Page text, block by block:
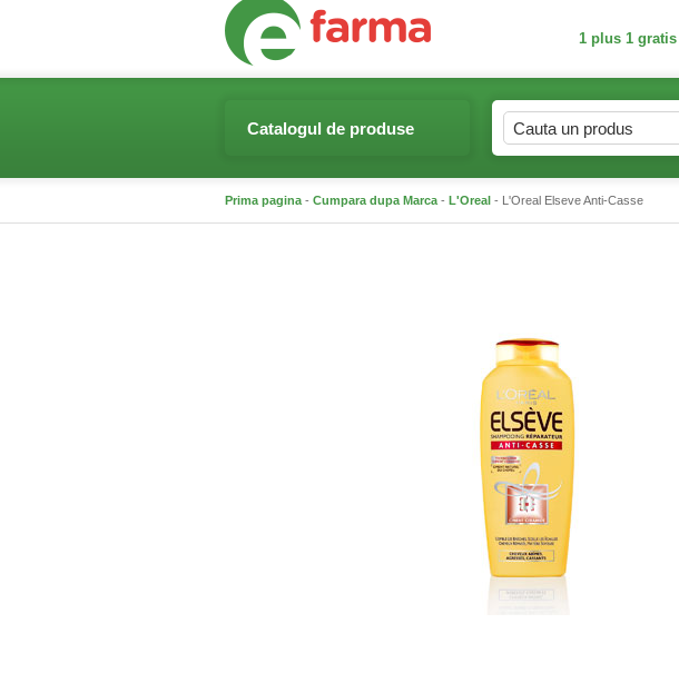
1 plus 1 gratis
Catalogul de produse
Prima pagina - Cumpara dupa Marca - L'Oreal - L'Oreal Elseve Anti-Casse